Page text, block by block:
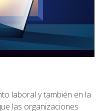
laboral y también en la
las organizaciones